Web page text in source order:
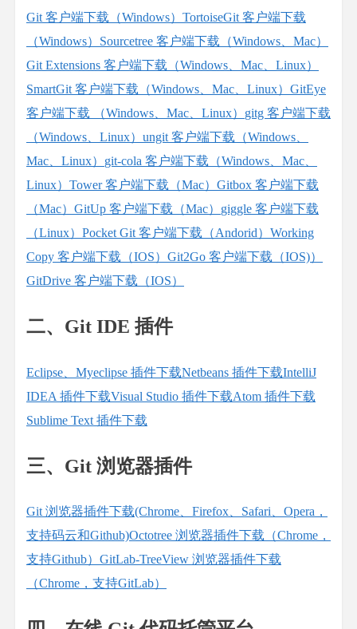
Git 客户端下载（Windows） TortoiseGit 客户端下载
（Windows） Sourcetree 客户端下载（Windows、Mac）
Git Extensions 客户端下载（Windows、Mac、Linux）
SmartGit 客户端下载（Windows、Mac、Linux） GitEye
客户端下载 （Windows、Mac、Linux） gitg 客户端下载
（Windows、Linux） ungit 客户端下载（Windows、
Mac、Linux） git-cola 客户端下载（Windows、Mac、
Linux） Tower 客户端下载（Mac） Gitbox 客户端下载
（Mac） GitUp 客户端下载（Mac） giggle 客户端下载
（Linux） Pocket Git 客户端下载（Andorid） Working
Copy 客户端下载（IOS） Git2Go 客户端下载（IOS)）
GitDrive 客户端下载（IOS）
二、Git IDE 插件
Eclipse、Myeclipse 插件下载Netbeans 插件下载IntelliJ
IDEA 插件下载Visual Studio 插件下载Atom 插件下载
Sublime Text 插件下载
三、Git 浏览器插件
Git 浏览器插件下载(Chrome、Firefox、Safari、Opera，
支持码云和Github)Octotree 浏览器插件下载（Chrome，
支持Github） GitLab-TreeView 浏览器插件下载
（Chrome，支持GitLab）